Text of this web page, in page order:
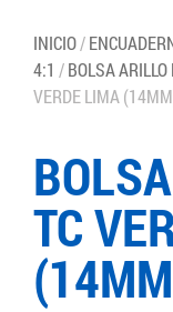
INICIO/
4:1 /BOLSA
VERDE LIMA
TC